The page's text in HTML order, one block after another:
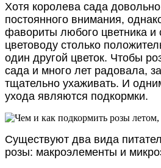
Хотя королева сада
постоянного внимания,
фавориты любого цветника и
цветоводу столько
один другой цветок. Чтобы
сада и много лет радовала,
тщательно ухаживать. И
ухода являются подкормки.
Существуют два вида
розы: макроэлементы и